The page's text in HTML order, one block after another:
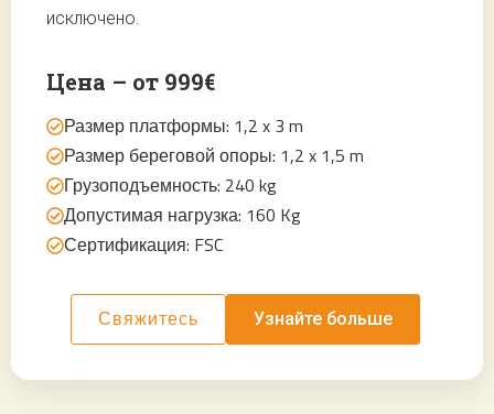
исключено.
Цена – от 999€
Размер платформы: 1,2 x 3 m
Размер береговой опоры: 1,2 x 1,5 m
Грузоподъемность: 240 kg
Допустимая нагрузка: 160 Kg
Сертификация: FSC
Свяжитесь Узнайте больше